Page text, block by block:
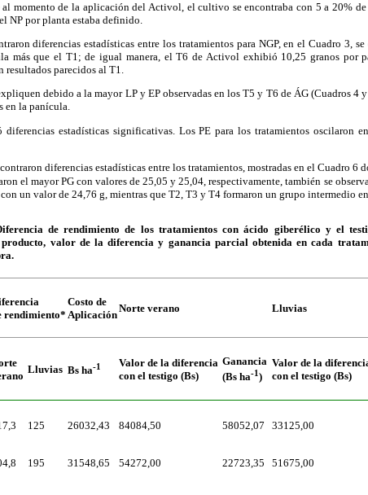
momento de la aplicación del Activol, el cultivo se encontraba con 5 a 20% de
NP por planta estaba definido.
diferencias estadísticas entre los tratamientos para NGP, en el Cuadro 3,
más que el T1; de igual manera, el T6 de Activol exhibió 10,25 granos por
resultados parecidos al T1.
debido a la mayor LP y EP observadas en los T5 y T6 de ÁG (Cuadros 4
en la panícula.
estadísticas significativas. Los PE para los tratamientos oscilaron
diferencias estadísticas entre los tratamientos, mostradas en el Cuadro 6
el mayor PG con valores de 25,05 y 25,04, respectivamente, también se
un valor de 24,76 g, mientras que T2, T3 y T4 formaron un grupo intermedio
de rendimiento de los tratamientos con ácido giberélico y el
valor de la diferencia y ganancia parcial obtenida en cada
rendimiento*
Costo de
Aplicación
Norte verano Lluvias
Lluvias Bs ha-1
Valor de la diferencia
con el testigo (Bs)
Ganancia
(Bs ha-1)
Valor de la
con el testigo (Bs)
125 26032,43 84084,50 58052,07 33125,00
195 31548,65 54272,00 22723,35 51675,00